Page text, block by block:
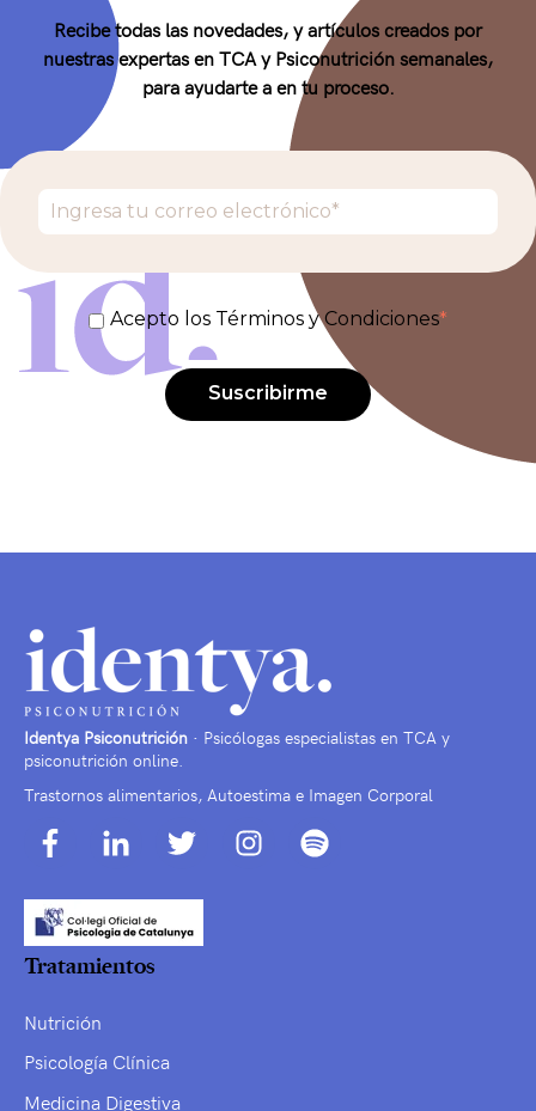
Recibe todas las novedades, y artículos creados por
nuestras expertas en TCA y Psiconutrición semanales,
para ayudarte a en tu proceso.
Acepto los Términos y Condiciones*
Identya Psiconutrición · Psicólogas especialistas en TCA y
psiconutrición online.
Trastornos alimentarios, Autoestima e Imagen Corporal
Tratamientos
Nutrición
Psicología Clínica
Medicina Digestiva